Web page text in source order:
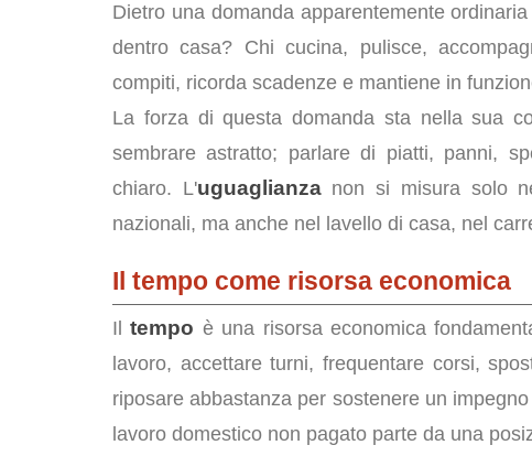
Dietro una domanda apparentemente
dentro casa? Chi cucina, pulisce,
compiti, ricorda scadenze e mantiene in
La forza di questa domanda sta nella sua
sembrare astratto; parlare di piatti, panni,
chiaro. L'uguaglianzanon si misura solo
nazionali, ma anche nel lavello di casa, nel
Il tempo come risorsa economica
Iltempo è una risorsa economica
lavoro, accettare turni, frequentare corsi,
riposare abbastanza per sostenere un
lavoro domestico non pagato parte da una